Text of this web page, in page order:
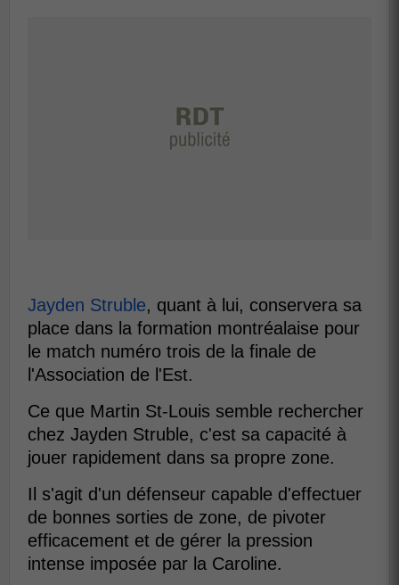
Jayden Struble, quant à lui, conservera sa
place dans la formation montréalaise pour
le match numéro trois de la finale de
l'Association de l'Est.
Ce que Martin St-Louis semble rechercher
chez Jayden Struble, c'est sa capacité à
jouer rapidement dans sa propre zone.
Il s'agit d'un défenseur capable d'effectuer
de bonnes sorties de zone, de pivoter
efficacement et de gérer la pression
intense imposée par la Caroline.